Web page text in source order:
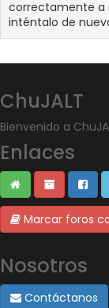
correctamente a
inténtalo de
ChuJALT
Bienvenido a
Enlaces
Marcar foros
Nosotros
Contáctanos